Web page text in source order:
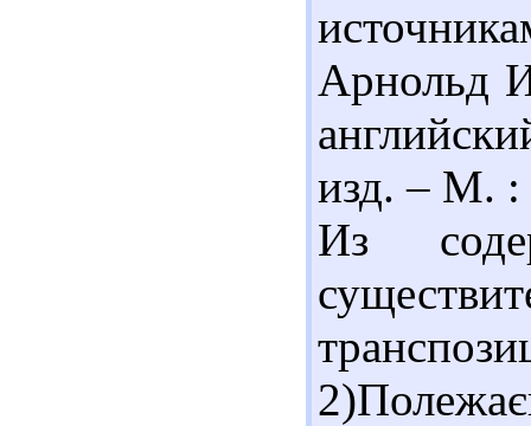
Арнольд
изд. – М. :
Из